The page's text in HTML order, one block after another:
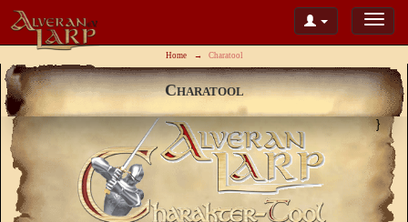
Home Charatool
Charatool
}